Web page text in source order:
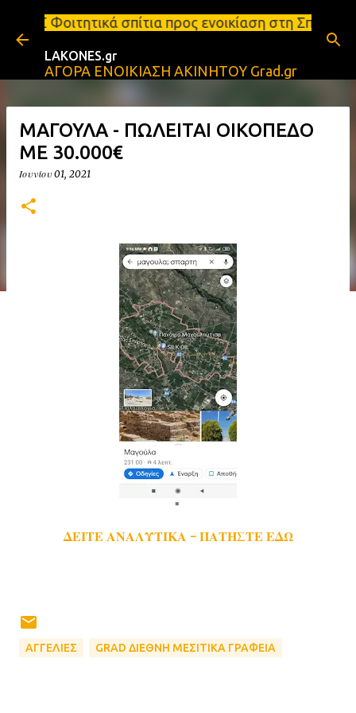
Μετάβαση στο κύριο περιεχόμενο
προς ενοικίαση στη Σπάρτη Ενοικιάσεις
LAKONES.gr
ΑΓΟΡΑ ΕΝΟΙΚΙΑΣΗ ΑΚΙΝΗΤΟΥ Grad.gr
ΜΑΓΟΥΛΑ - ΠΩΛΕΙΤΑΙ ΟΙΚΟΠΕΔΟ
ΜΕ 30.000€
Ιουνίου 01, 2021
ΔΕΙΤΕ ΑΝΑΛΥΤΙΚΑ - ΠΑΤΗΣΤΕ ΕΔΩ
ΑΓΓΕΛΙΕΣ GRAD ΔΙΕΘΝΗ ΜΕΣΙΤΙΚΑ ΓΡΑΦΕΙΑ